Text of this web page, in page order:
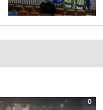
0